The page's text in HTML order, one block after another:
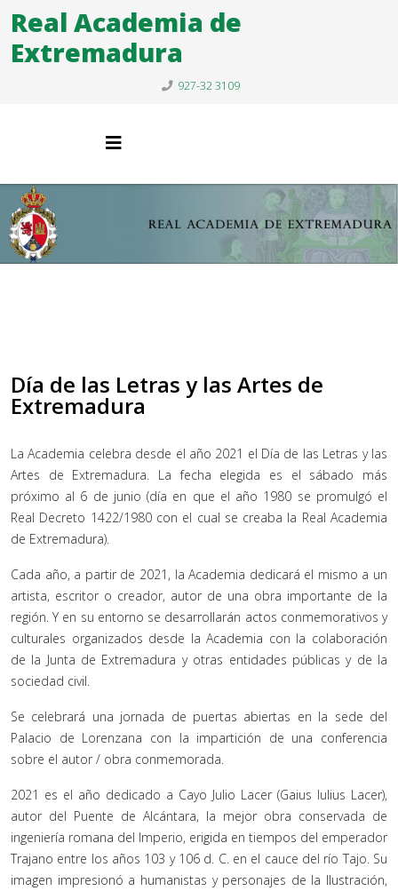
Real Academia de
Extremadura
927-32 3109
Día de las Letras y las Artes de
Extremadura
La Academia celebra desde el año 2021 el Día de las Letras y las
Artes de Extremadura. La fecha elegida es el sábado más
próximo al 6 de junio (día en que el año 1980 se promulgó el
Real Decreto 1422/1980 con el cual se creaba la Real Academia
de Extremadura).
Cada año, a partir de 2021, la Academia dedicará el mismo a un
artista, escritor o creador, autor de una obra importante de la
región. Y en su entorno se desarrollarán actos conmemorativos y
culturales organizados desde la Academia con la colaboración
de la Junta de Extremadura y otras entidades públicas y de la
sociedad civil.
Se celebrará una jornada de puertas abiertas en la sede del
Palacio de Lorenzana con la impartición de una conferencia
sobre el autor / obra conmemorada.
2021 es el año dedicado a Cayo Julio Lacer (Gaius Iulius Lacer),
autor del Puente de Alcántara, la mejor obra conservada de
ingeniería romana del Imperio, erigida en tiempos del emperador
Trajano entre los años 103 y 106 d. C. en el cauce del río Tajo. Su
imagen impresionó a humanistas y personajes de la Ilustración,